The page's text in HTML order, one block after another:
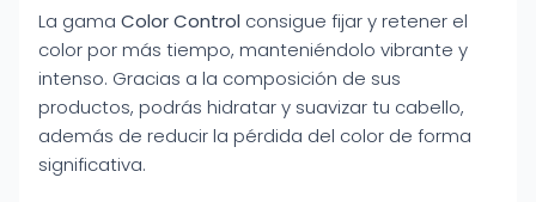
La gama Color Control consigue fijar y retener el
color por más tiempo, manteniéndolo vibrante y
intenso. Gracias a la composición de sus
productos, podrás hidratar y suavizar tu cabello,
además de reducir la pérdida del color de forma
significativa.